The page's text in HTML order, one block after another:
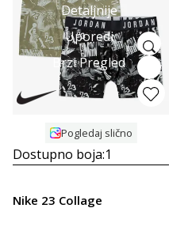
Detaljnije
Uporedi
Brzi Pregled
Pogledaj slično
Dostupno boja:1
Nike 23 Collage